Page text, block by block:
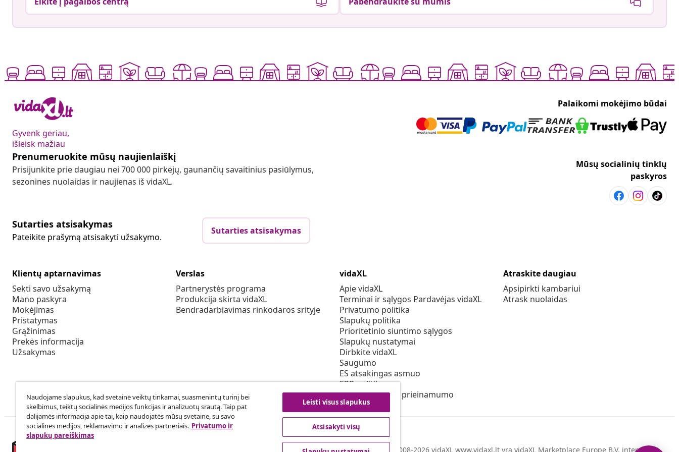
Gyvenk geriau,
išleisk mažiau
Palaikomi mokėjimo būdai
Prenumeruokite mūsų naujienlaiškį
Prisijunkite prie daugiau nei 700 000 pirkėjų, gaunančių savaitinius pasiūlymus,
sezonines nuolaidas ir naujienas iš vidaXL.
Mūsų socialinių tinklų
paskyros
Sutarties atsisakymas
Pateikite prašymą atsisakyti užsakymo.
Sutarties atsisakymas
Klientų aptarnavimas
Sekti savo užsakymą
Mano paskyra
Mokėjimas
Pristatymas
Grąžinimas
Prekės informacija
Užsakymas
Verslas
Partnerystės programa
Produkcija skirta vidaXL
Bendradarbiavimas rinkodaros srityje
vidaXL
Apie vidaXL
Terminai ir sąlygos Pardavėjas vidaXL
Privatumo politika
Slapukų politika
Prioritetinio siuntimo sąlygos
Slapukų nustatymai
Dirbkite vidaXL
Saugumo
ES atsakingas asmuo
EPR politiką
Pareiškimas dėl prieinamumo
Atraskite daugiau
Apsipirkti kambariui
Atrask nuolaidas
© 2008-2026 vidaXL www.vidaxl.lt yra vidaXL Marketplace Europe B.V. internetinė
Naudojame slapukus, kad svetainė veiktų tinkamai, suasmenintų turinį bei
skelbimus, teiktų socialinės medijos funkcijas ir analizuotų srautą. Taip pat
dalijamės informacija apie tai, kaip naudojatės mūsų svetaine, su savo
socialinės medijos, reklamavimo ir analizės partneriais. Privatumo ir
slapukų pareiškimas
Leisti visus slapukus
Atsisakyti visų